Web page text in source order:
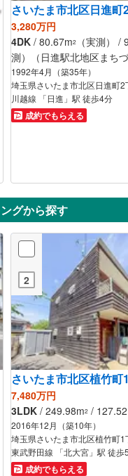
さいたま市北区日進町
3,280万円
4DK / 80.67m2
（実測） /
測）（日進駅北地区まち
1992年4月（築35年）
埼玉県さいたま市北区日進町2
川越線 「日進」駅 徒歩4分
成約でもらえる
グから探す
2
さいたま市北区植竹町
7,480万円
3LDK / 249.98m2 /
2016年12月（築10年）
埼玉県さいたま市北区植竹町1
東武野田線 「北大宮」駅 徒歩
成約でもらえる